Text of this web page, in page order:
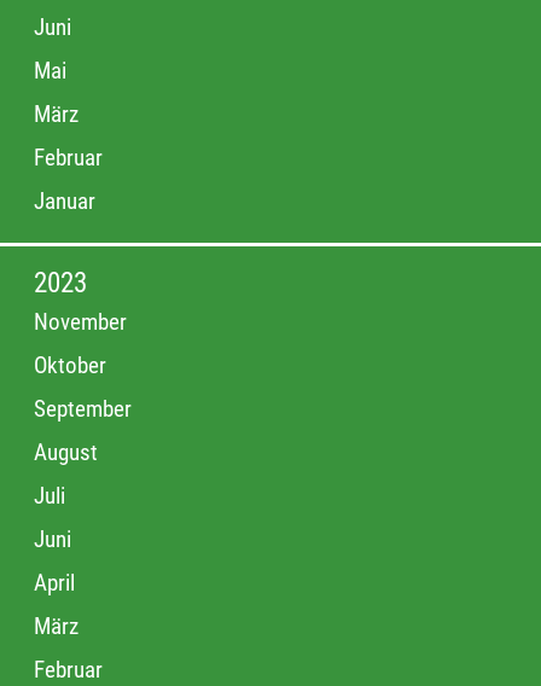
Juni
Mai
März
Februar
Januar
2023
November
Oktober
September
August
Juli
Juni
April
März
Februar